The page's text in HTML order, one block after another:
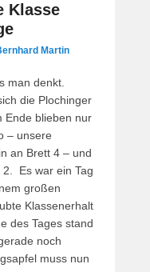
Klasse
Martin
man denkt.
die Plochinger
Ende blieben nur
– unsere
an Brett 4 – und
Es war ein Tag
großen
Klassenerhalt
des Tages stand
noch
muss nun